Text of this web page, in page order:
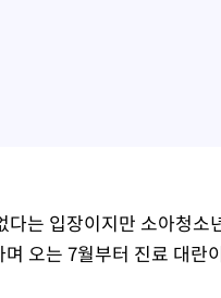
는 입장이지만 소아청소
오는 7월부터 진료 대란